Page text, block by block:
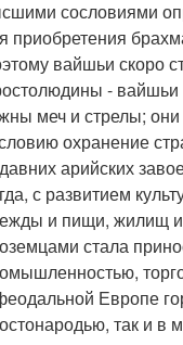
сословиями
приобретения
вайшьи скоро
- вайшьи
меч и стрелы;
охранение
арийских
с развитием
и пищи, жилищ и
стала
Европе
так и в